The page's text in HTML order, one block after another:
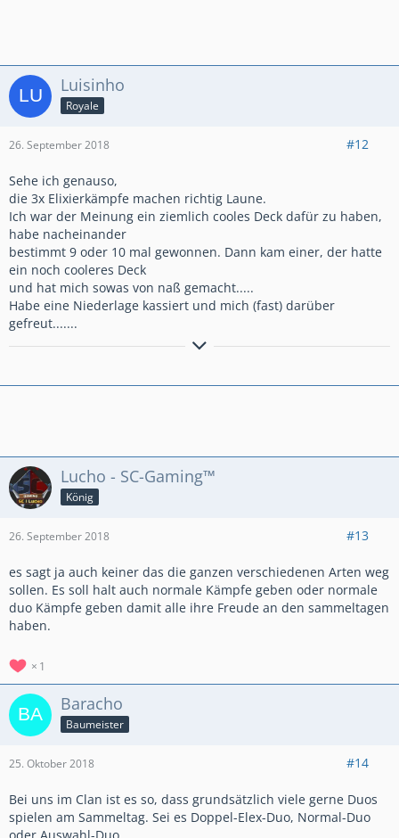
Luisinho
Royale
26. September 2018 #12
Sehe ich genauso,
die 3x Elixierkämpfe machen richtig Laune.
Ich war der Meinung ein ziemlich cooles Deck dafür zu haben,
habe nacheinander
bestimmt 9 oder 10 mal gewonnen. Dann kam einer, der hatte
ein noch cooleres Deck
und hat mich sowas von naß gemacht.....
Habe eine Niederlage kassiert und mich (fast) darüber
gefreut.......
Grüße aus dem Ruhrgebiet!
Lucho - SC-Gaming™
König
26. September 2018 #13
es sagt ja auch keiner das die ganzen verschiedenen Arten weg
sollen. Es soll halt auch normale Kämpfe geben oder normale
duo Kämpfe geben damit alle ihre Freude an den sammeltagen
haben.
1
Baracho
Baumeister
25. Oktober 2018 #14
Bei uns im Clan ist es so, dass grundsätzlich viele gerne Duos
spielen am Sammeltag. Sei es Doppel-Elex-Duo, Normal-Duo